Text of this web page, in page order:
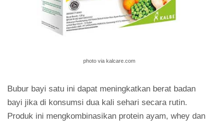
photo via kalcare.com
Bubur bayi satu ini dapat meningkatkan berat badan
bayi jika di konsumsi dua kali sehari secara rutin.
Produk ini mengkombinasikan protein ayam, whey dan